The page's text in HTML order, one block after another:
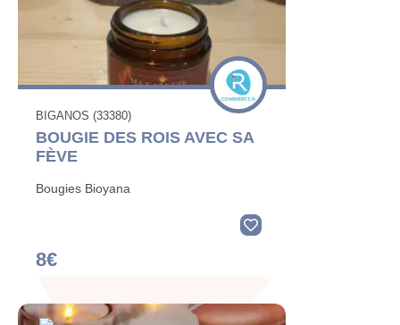
BIGANOS (33380)
BOUGIE DES ROIS AVEC SA
FÈVE
Bougies Bioyana
8€